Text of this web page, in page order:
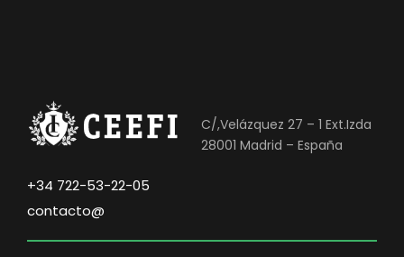
C/,Velázquez 27 – 1 Ext.Izda
28001 Madrid – España
+34 722-53-22-05
contacto@